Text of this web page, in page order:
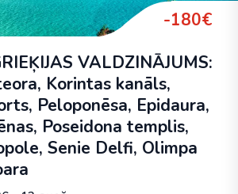
-180€
VALDZINĀJUMS:
Korintas kanāls,
Peloponēsa, Epidaura,
Poseidona templis,
Senie Delfi, Olimpa